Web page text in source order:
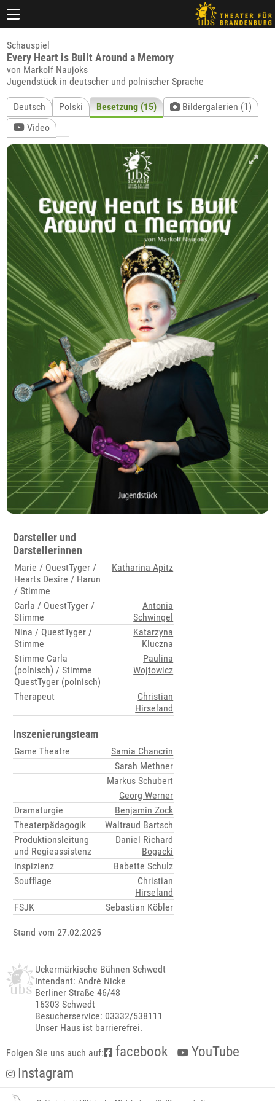
Schauspiel
Every Heart is Built Around a Memory
von Markolf Naujoks
Jugendstück in deutscher und polnischer Sprache
Deutsch Polski Besetzung (15)
Bildergalerien (1)
Video
Darsteller und
Darstellerinnen
Marie / QuestTyger /
Hearts Desire / Harun
/ Stimme
Katharina Apitz
Carla / QuestTyger /
Stimme
Antonia
Schwingel
Nina / QuestTyger /
Stimme
Katarzyna
Kluczna
Stimme Carla
(polnisch) / Stimme
QuestTyger (polnisch)
Paulina
Wojtowicz
Therapeut
Christian
Hirseland
Inszenierungsteam
Game Theatre
Samia Chancrin
Sarah Methner
Markus Schubert
Georg Werner
Dramaturgie
Benjamin Zock
Theaterpädagogik
Waltraud Bartsch
Produktionsleitung
und Regieassistenz
Daniel Richard
Bogacki
Inspizienz
Babette Schulz
Soufflage
Christian
Hirseland
FSJK
Sebastian Köbler
Stand vom 27.02.2025
Uckermärkische Bühnen Schwedt
Intendant: André Nicke
Berliner Straße 46/48
16303 Schwedt
Besucherservice: 03332/538111
Unser Haus ist barrierefrei.
Folgen Sie uns auch auf: facebook
YouTube
Instagram